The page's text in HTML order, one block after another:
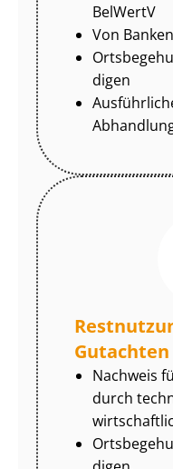
BelWertV
Von
di­gen
Gutachten
Nachweis
durch